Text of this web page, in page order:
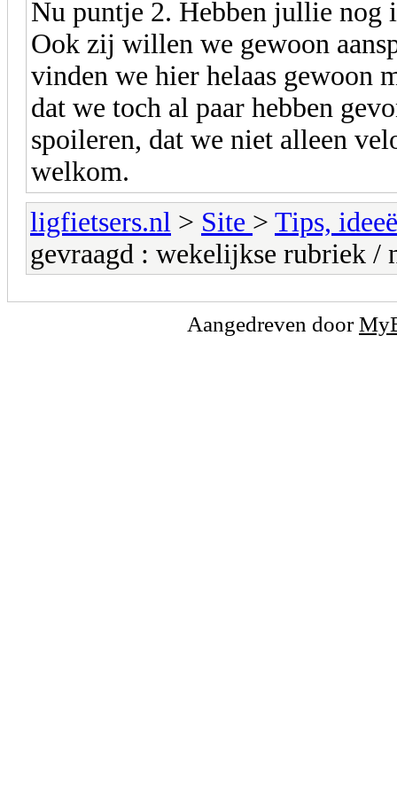
Nu puntje 2. Hebben jullie nog
Ook zij willen we gewoon
vinden we hier helaas gewoon
dat we toch al paar hebben
spoileren, dat we niet alleen
welkom.
ligfietsers.nl > Site > Tips,
gevraagd : wekelijkse rubriek /
Aangedreven door